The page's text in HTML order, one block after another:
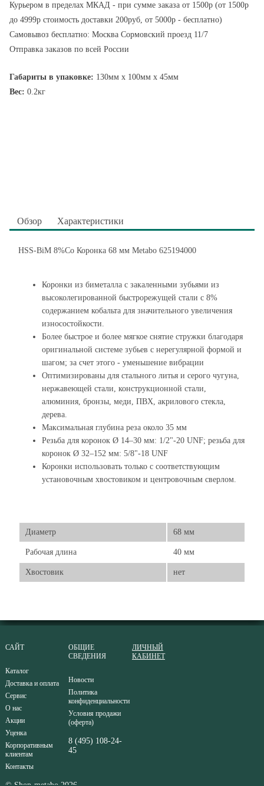
Курьером в пределах МКАД - при сумме заказа от 1500р (от 1500р
до 4999р стоимость доставки 200руб, от 5000р - бесплатно)
Самовывоз бесплатно: Москва Сормовский проезд 11/7
Отправка заказов по всей России
Габариты в упаковке: 130мм x 100мм x 45мм
Вес: 0.2кг
Обзор Характеристики
HSS-BiM 8%Co Коронка 68 мм Metabo 625194000
Коронки из биметалла с закаленными зубьями из
высоколегированной быстрорежущей стали с 8%
содержанием кобальта для значительного увеличения
износостойкости.
Более быстрое и более мягкое снятие стружки благодаря
оригинальной системе зубьев с нерегулярной формой и
шагом; за счет этого - уменьшение вибрации
Оптимизированы для стального литья и серого чугуна,
нержавеющей стали, конструкционной стали,
алюминия, бронзы, меди, ПВХ, акрилового стекла,
дерева.
Максимальная глубина реза около 35 мм
Резьба для коронок Ø 14–30 мм: 1/2"-20 UNF; резьба для
коронок Ø 32–152 мм: 5/8"-18 UNF
Коронки использовать только с соответствующим
установочным хвостовиком и центровочным сверлом.
Диаметр 68 мм
Рабочая длина 40 мм
Хвостовик нет
САЙТ
Каталог
Доставка и оплата
Сервис
О нас
Акции
Уценка
Корпоративным
клиентам
Контакты
ОБЩИЕ
СВЕДЕНИЯ
Новости
Политика
конфиденциальности
Условия продажи
(оферта)
8 (495) 108-24-
45
ЛИЧНЫЙ
КАБИНЕТ